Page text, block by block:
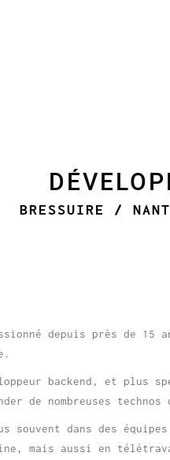
BRESSUIRE /
depuis près de
backend, et plus
de nombreuses
souvent dans des
mais aussi en